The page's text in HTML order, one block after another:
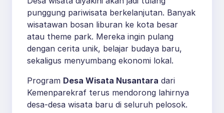
punggung pariwisata berkelanjutan. Banyak
wisatawan bosan liburan ke kota besar
atau theme park. Mereka ingin pulang
dengan cerita unik, belajar budaya baru,
sekaligus menyumbang ekonomi lokal.
Program Desa Wisata Nusantara dari
Kemenparekraf terus mendorong lahirnya
desa-desa wisata baru di seluruh pelosok.